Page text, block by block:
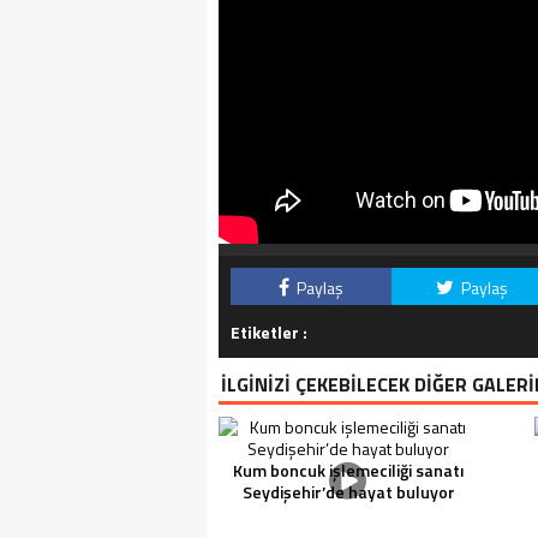
Son Dakika! Türkiye’de coronavirüs var
açıklamasında, Türkiye’deki Wuhan
Paylaş Paylaş
Etiketler :
İLGİNİZİ ÇEKEBİLECEK DİĞER
Kum boncuk işlemeciliği sanatı
Seydişehir’de hayat buluyor